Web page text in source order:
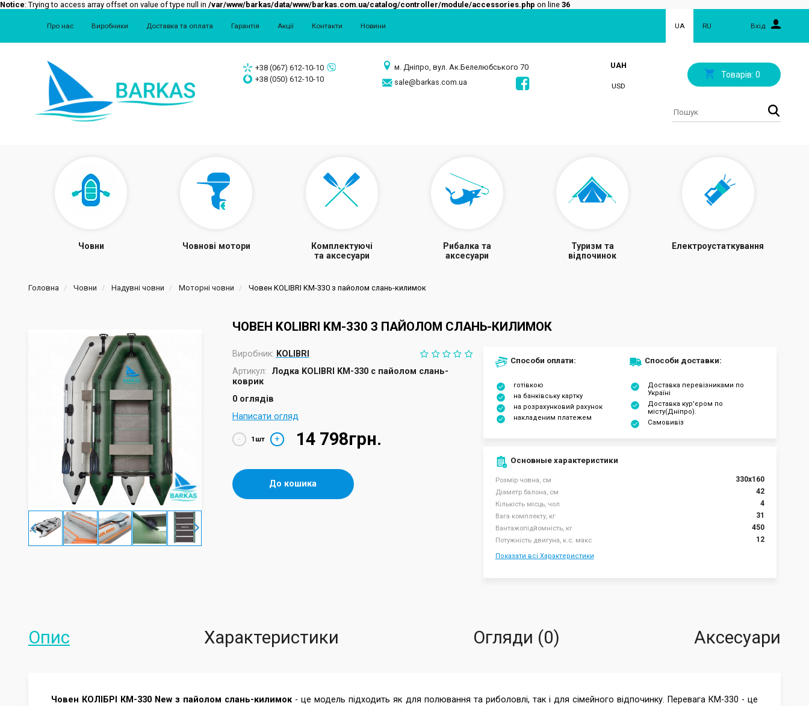
Notice: Trying to access array offset on value of type null in /var/www/barkas/data/www/barkas.com.ua/catalog/controller/module/accessories.php on line 36
Про нас Виробники Доставка та оплата Гарантія Акції Контакти Новини UA RU Вхід
+38 (067) 612-10-10
+38 (050) 612-10-10
м. Дніпро, вул. Ак.Белелюбського 70
sale@barkas.com.ua
UAH
USD
Товарів: 0
Човни Човнові мотори
Комплектуючі
та аксесуари
Рибалка та
аксесуари
Туризм та
відпочинок
Електроустаткування
Головна Човни Надувні човни Моторні човни Човен KOLIBRI KM-330 з пайолом слань-килимок
ЧОВЕН KOLIBRI KM-330 З ПАЙОЛОМ СЛАНЬ-КИЛИМОК
Виробник: KOLIBRI
Артикул: Лодка KOLIBRI KM-330 с пайолом слань-
коврик
0 оглядів
Написати огляд
- + 14 798грн.
До кошика
Способи оплати:
готівкою
на банківську картку
на розрахунковий рахунок
накладеним платежем
Способи доставки:
Доставка перевізниками по
Україні
Доставка кур'єром по
місту(Дніпро).
Самовивіз
Основные характеристики
Розмір човна, см 330х160
Діаметр балона, см 42
Кількість місць, чол 4
Вага комплекту, кг 31
Вантажопідйомність, кг 450
Потужність двигуна, к.с. макс 12
Показати всі Характеристики
Опис Характеристики Огляди (0) Аксесуари
Човен КОЛІБРІ КМ-330 New з пайолом слань-килимок - це модель підходить як для полювання та риболовлі, так і для сімейного відпочинку. Перевага КМ-330 - це